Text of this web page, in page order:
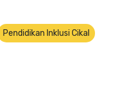
Pendidikan Inklusi Cikal